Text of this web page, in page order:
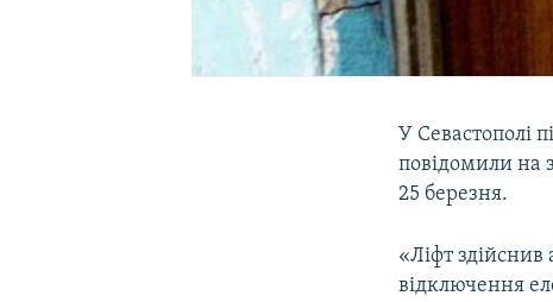
У Севастополі
повідомили на
25 березня.
«Ліфт
відключення